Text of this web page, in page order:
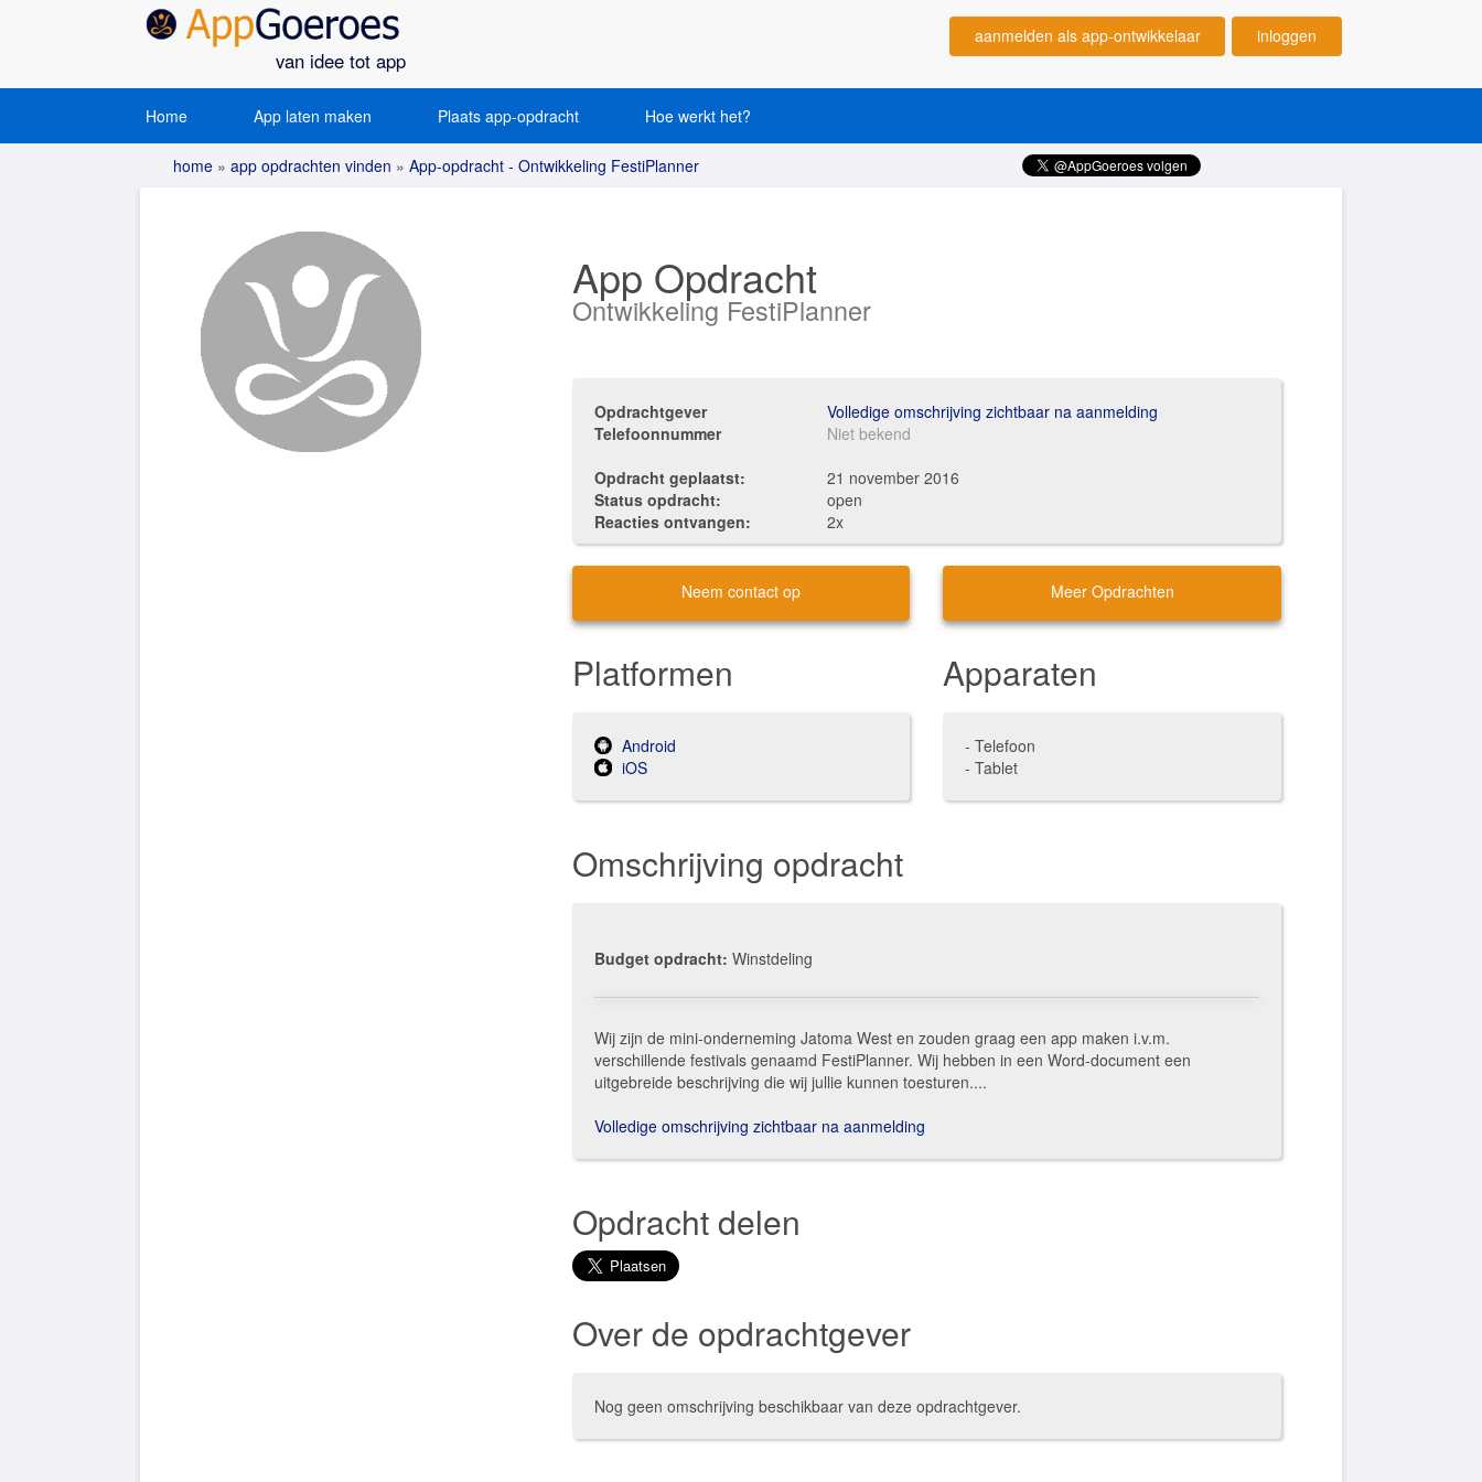
van idee tot app
inloggen
aanmelden als app-ontwikkelaar
Home App laten maken Plaats app-opdracht Hoe werkt het?
home » app opdrachten vinden » App-opdracht - Ontwikkeling FestiPlanner
App Opdracht
Ontwikkeling FestiPlanner
Opdrachtgever
Volledige omschrijving zichtbaar na aanmelding
Telefoonnummer
Niet bekend
Opdracht geplaatst:
21 november 2016
Status opdracht:
open
Reacties ontvangen:
2x
Neem contact op Meer Opdrachten
Platformen
Android
iOS
Apparaten
- Telefoon
- Tablet
Omschrijving opdracht
Budget opdracht: Winstdeling
Wij zijn de mini-onderneming Jatoma West en zouden graag een app maken i.v.m.
verschillende festivals genaamd FestiPlanner. Wij hebben in een Word-document een
uitgebreide beschrijving die wij jullie kunnen toesturen....
Volledige omschrijving zichtbaar na aanmelding
Opdracht delen
Over de opdrachtgever
Nog geen omschrijving beschikbaar van deze opdrachtgever.